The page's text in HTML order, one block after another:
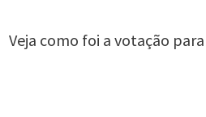
Veja como foi a votação